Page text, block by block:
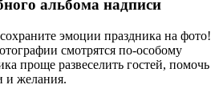
альбома надписи
эмоции праздника на фото!
смотрятся по-особому
проще развеселить гостей, помочь
и желания.